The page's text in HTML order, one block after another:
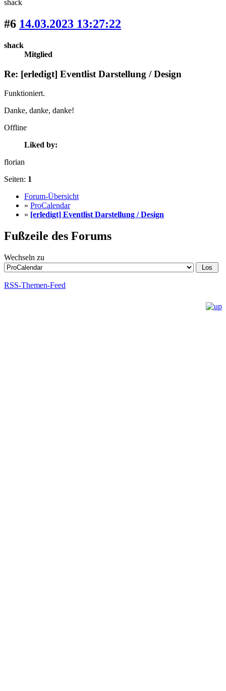
shack
#6 14.03.2023 13:27:22
shack
Mitglied
Re: [erledigt] Eventlist Darstellung / Design
Funktioniert.
Danke, danke, danke!
Offline
Liked by:
florian
Seiten: 1
Forum-Übersicht
» ProCalendar
» [erledigt] Eventlist Darstellung / Design
Fußzeile des Forums
Wechseln zu
RSS-Themen-Feed